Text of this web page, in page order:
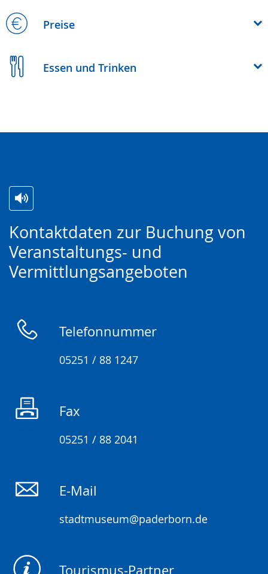
Preise
Essen und Trinken
Kontaktdaten zur Buchung von
Veranstaltungs- und
Vermittlungsangeboten
Leichten
Sprache
wechseln.
Audio-
Unterstützung.
Video
in
Deutscher
angezeigt. Telefonnummer
05251 / 88 1247
Fax
05251 / 88 2041
E-Mail
stadtmuseum@paderborn.de
Tourismus-Partner